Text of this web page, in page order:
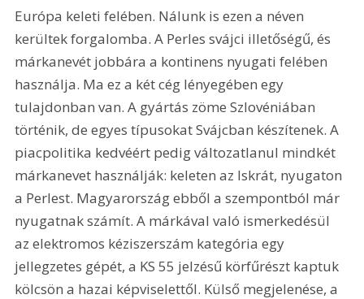
Európa keleti felében. Nálunk is ezen a néven
kerültek forgalomba. A Perles svájci illetőségű, és
márkanevét jobbára a kontinens nyugati felében
használja. Ma ez a két cég lényegében egy
tulajdonban van. A gyártás zöme Szlovéniában
történik, de egyes típusokat Svájcban készítenek. A
piacpolitika kedvéért pedig változatlanul mindkét
márkanevet használják: keleten az Iskrát, nyugaton
a Perlest. Magyarország ebből a szempontból már
nyugatnak számít. A márkával való ismerkedésül
az elektromos kéziszerszám kategória egy
jellegzetes gépét, a KS 55 jelzésű körfűrészt kaptuk
kölcsön a hazai képviselettől. Külső megjelenése, a